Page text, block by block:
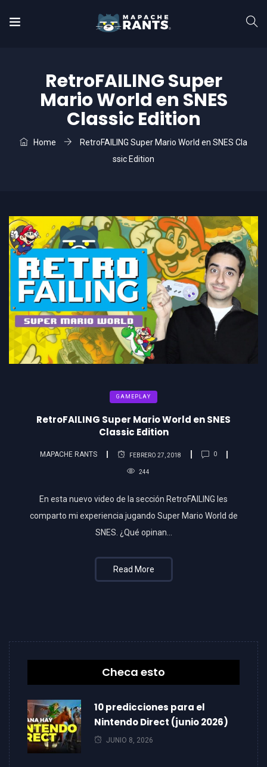
RetroFAILING Super
Mario World en SNES
Classic Edition
Home
RetroFAILING Super Mario World en SNES Cla
ssic Edition
GAMEPLAY
RetroFAILING Super Mario World en SNES
Classic Edition
MAPACHE RANTS FEBRERO 27, 2018 0
244
En esta nuevo video de la sección RetroFAILING les
comparto mi experiencia jugando Super Mario World de
SNES. ¿Qué opinan…
Read More
Checa esto
10 predicciones para el
Nintendo Direct (junio 2026)
JUNIO 8, 2026